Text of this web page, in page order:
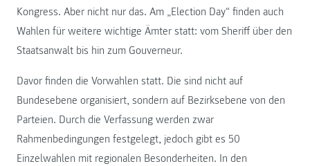
Kongress. Aber nicht nur das. Am „Election Day“ finden auch
Wahlen für weitere wichtige Ämter statt: vom Sheriff über den
Staatsanwalt bis hin zum Gouverneur.
Davor finden die Vorwahlen statt. Die sind nicht auf
Bundesebene organisiert, sondern auf Bezirksebene von den
Parteien. Durch die Verfassung werden zwar
Rahmenbedingungen festgelegt, jedoch gibt es 50
Einzelwahlen mit regionalen Besonderheiten. In den